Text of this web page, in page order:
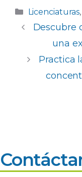
c
e
o
a
ts
A
p
p
Categorías
Licenciaturas
Descubre
una
Practica